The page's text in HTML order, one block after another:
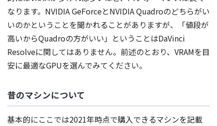
なります。NVIDIA GeForceとNVIDIA Quadroのどちらがい
いのかということを聞かれることがありますが、「値段が
高いからQuadroの方がいい」ということはDaVinci
Resolveに関してはありません。前述のとおり、VRAMを目
安に最適なGPUを選んでみてください。
昔のマシンについて
基本的にここでは2021年時点で購入できるマシンを記載